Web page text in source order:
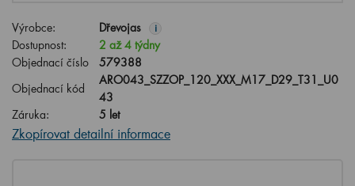
Výrobce: Dřevojas i
Dostupnost:
2 až 4 týdny
Objednací číslo
579388
Objednací kód
ARO043_SZZOP_120_XXX_M17_D29_T31_U0
43
Záruka:
5 let
Zkopírovat detailní informace